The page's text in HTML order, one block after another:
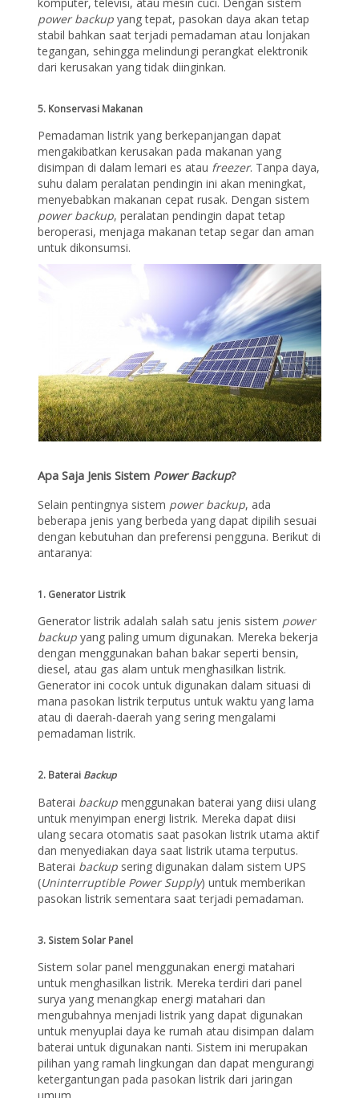
power backup yang tepat, pasokan daya akan tetap
stabil bahkan saat terjadi pemadaman atau lonjakan
tegangan, sehingga melindungi perangkat elektronik
dari kerusakan yang tidak diinginkan.
5. Konservasi Makanan
Pemadaman listrik yang berkepanjangan dapat
mengakibatkan kerusakan pada makanan yang
disimpan di dalam lemari es atau freezer. Tanpa daya,
suhu dalam peralatan pendingin ini akan meningkat,
menyebabkan makanan cepat rusak. Dengan sistem
power backup, peralatan pendingin dapat tetap
beroperasi, menjaga makanan tetap segar dan aman
untuk dikonsumsi.
Apa Saja Jenis Sistem Power Backup?
Selain pentingnya sistem power backup, ada
beberapa jenis yang berbeda yang dapat dipilih sesuai
dengan kebutuhan dan preferensi pengguna. Berikut di
antaranya:
1. Generator Listrik
Generator listrik adalah salah satu jenis sistem power
backup yang paling umum digunakan. Mereka bekerja
dengan menggunakan bahan bakar seperti bensin,
diesel, atau gas alam untuk menghasilkan listrik.
Generator ini cocok untuk digunakan dalam situasi di
mana pasokan listrik terputus untuk waktu yang lama
atau di daerah-daerah yang sering mengalami
pemadaman listrik.
2. Baterai Backup
Baterai backup menggunakan baterai yang diisi ulang
untuk menyimpan energi listrik. Mereka dapat diisi
ulang secara otomatis saat pasokan listrik utama aktif
dan menyediakan daya saat listrik utama terputus.
Baterai backup sering digunakan dalam sistem UPS
(Uninterruptible Power Supply) untuk memberikan
pasokan listrik sementara saat terjadi pemadaman.
3. Sistem Solar Panel
Sistem solar panel menggunakan energi matahari
untuk menghasilkan listrik. Mereka terdiri dari panel
surya yang menangkap energi matahari dan
mengubahnya menjadi listrik yang dapat digunakan
untuk menyuplai daya ke rumah atau disimpan dalam
baterai untuk digunakan nanti. Sistem ini merupakan
pilihan yang ramah lingkungan dan dapat mengurangi
ketergantungan pada pasokan listrik dari jaringan